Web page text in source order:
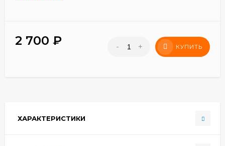
2 700 ₽ - + КУПИТЬ
ХАРАКТЕРИСТИКИ